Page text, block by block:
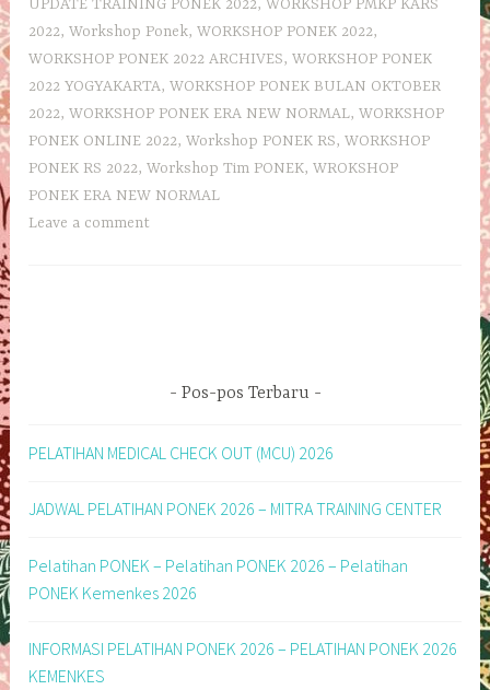
UPDATE TRAINING PONEK 2022,WORKSHOP PMKP KARS
2022,Workshop Ponek,WORKSHOP PONEK 2022,
WORKSHOP PONEK 2022 ARCHIVES,WORKSHOP PONEK
2022 YOGYAKARTA,WORKSHOP PONEK BULAN OKTOBER
2022,WORKSHOP PONEK ERA NEW NORMAL,WORKSHOP
PONEK ONLINE 2022,Workshop PONEK RS,WORKSHOP
PONEK RS 2022,Workshop Tim PONEK,WROKSHOP
PONEK ERA NEW NORMAL
Leave a comment
Pos-pos Terbaru
PELATIHAN MEDICAL CHECK OUT (MCU) 2026
JADWAL PELATIHAN PONEK 2026 – MITRA TRAINING CENTER
Pelatihan PONEK – Pelatihan PONEK 2026 – Pelatihan
PONEK Kemenkes 2026
INFORMASI PELATIHAN PONEK 2026 – PELATIHAN PONEK 2026
KEMENKES